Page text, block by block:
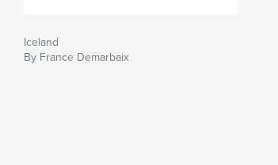
Iceland
By France Demarbaix